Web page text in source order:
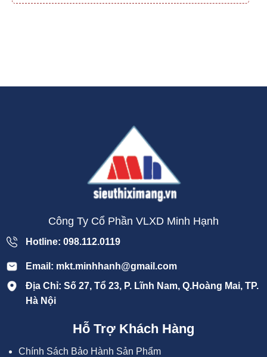
Công Ty Cổ Phần VLXD Minh Hạnh
Hotline: 098.112.0119
Email: mkt.minhhanh@gmail.com
Địa Chỉ: Số 27, Tổ 23, P. Lĩnh Nam, Q.Hoàng Mai, TP.
Hà Nội
Hỗ Trợ Khách Hàng
Chính Sách Bảo Hành Sản Phẩm